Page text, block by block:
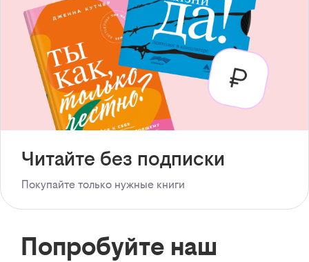
Читайте без подписки
Покупайте только нужные книги
Попробуйте наш